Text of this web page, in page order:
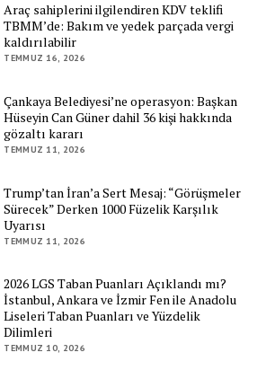
Araç sahiplerini ilgilendiren KDV teklifi
TBMM’de: Bakım ve yedek parçada vergi
kaldırılabilir
TEMMUZ 16, 2026
Çankaya Belediyesi’ne operasyon: Başkan
Hüseyin Can Güner dahil 36 kişi hakkında
gözaltı kararı
TEMMUZ 11, 2026
Trump’tan İran’a Sert Mesaj: “Görüşmeler
Sürecek” Derken 1000 Füzelik Karşılık
Uyarısı
TEMMUZ 11, 2026
2026 LGS Taban Puanları Açıklandı mı?
İstanbul, Ankara ve İzmir Fen ile Anadolu
Liseleri Taban Puanları ve Yüzdelik
Dilimleri
TEMMUZ 10, 2026